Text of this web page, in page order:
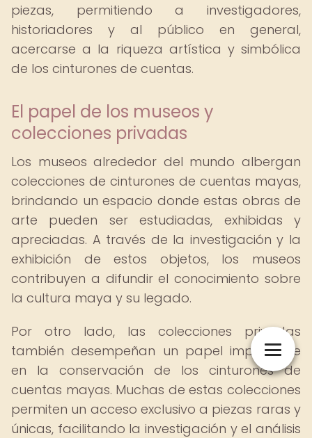
piezas, permitiendo a investigadores,
historiadores y al público en general,
acercarse a la riqueza artística y simbólica
de los cinturones de cuentas.
El papel de los museos y
colecciones privadas
Los museos alrededor del mundo albergan
colecciones de cinturones de cuentas mayas,
brindando un espacio donde estas obras de
arte pueden ser estudiadas, exhibidas y
apreciadas. A través de la investigación y la
exhibición de estos objetos, los museos
contribuyen a difundir el conocimiento sobre
la cultura maya y su legado.
Por otro lado, las colecciones privadas
también desempeñan un papel importante
en la conservación de los cinturones de
cuentas mayas. Muchas de estas colecciones
permiten un acceso exclusivo a piezas raras y
únicas, facilitando la investigación y el análisis